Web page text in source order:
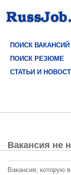
ПОИСК ВАКАНСИЙ
ПОИСК РЕЗЮМЕ
СТАТЬИ И
Вакансия не
Вакансия, которую